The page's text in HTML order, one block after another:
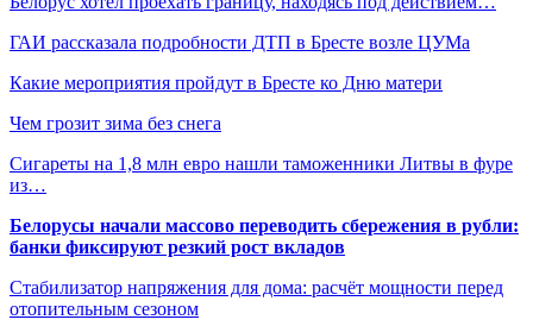
ГАИ рассказала подробности ДТП в Бресте возле ЦУМа
Какие мероприятия пройдут в Бресте ко Дню матери
Чем грозит зима без снега
Сигареты на 1,8 млн евро нашли таможенники Литвы в фуре
из…
Белорусы начали массово переводить сбережения в рубли:
банки фиксируют резкий рост вкладов
Стабилизатор напряжения для дома: расчёт мощности перед
отопительным сезоном